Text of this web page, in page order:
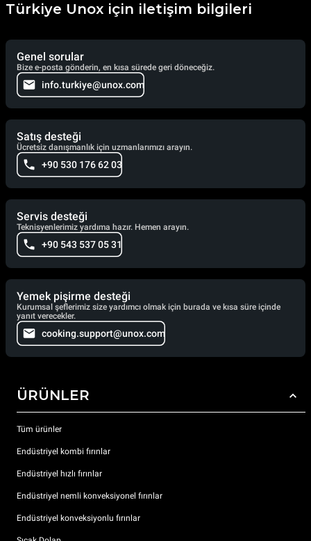
Türkiye Unox için iletişim bilgileri
Genel sorular
Bize e-posta gönderin, en kısa sürede geri döneceğiz.
info.turkiye@unox.com
Satış desteği
Ücretsiz danışmanlık için uzmanlarımızı arayın.
+90 530 176 62 03
Servis desteği
Teknisyenlerimiz yardıma hazır. Hemen arayın.
+90 543 537 05 31
Yemek pişirme desteği
Kurumsal şeflerimiz size yardımcı olmak için burada ve kısa süre içinde
yanıt verecekler.
cooking.support@unox.com
ÜRÜNLER
Tüm ürünler
Endüstriyel kombi fırınlar
Endüstriyel hızlı fırınlar
Endüstriyel nemli konveksiyonel fırınlar
Endüstriyel konveksiyonlu fırınlar